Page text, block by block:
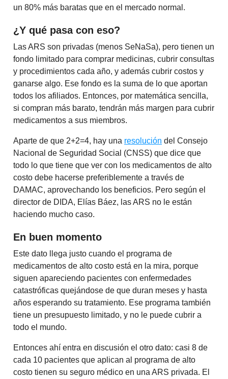
un 80% más baratas que en el mercado normal.
¿Y qué pasa con eso?
Las ARS son privadas (menos SeNaSa), pero tienen un
fondo limitado para comprar medicinas, cubrir consultas
y procedimientos cada año, y además cubrir costos y
ganarse algo. Ese fondo es la suma de lo que aportan
todos los afiliados. Entonces, por matemática sencilla,
si compran más barato, tendrán más margen para cubrir
medicamentos a sus miembros.
Aparte de que 2+2=4, hay una resolución del Consejo
Nacional de Seguridad Social (CNSS) que dice que
todo lo que tiene que ver con los medicamentos de alto
costo debe hacerse preferiblemente a través de
DAMAC, aprovechando los beneficios. Pero según el
director de DIDA, Elías Báez, las ARS no le están
haciendo mucho caso.
En buen momento
Este dato llega justo cuando el programa de
medicamentos de alto costo está en la mira, porque
siguen apareciendo pacientes con enfermedades
catastróficas quejándose de que duran meses y hasta
años esperando su tratamiento. Ese programa también
tiene un presupuesto limitado, y no le puede cubrir a
todo el mundo.
Entonces ahí entra en discusión el otro dato: casi 8 de
cada 10 pacientes que aplican al programa de alto
costo tienen su seguro médico en una ARS privada. El